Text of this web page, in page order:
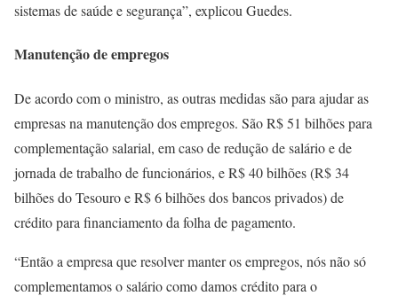
sistemas de saúde e segurança”, explicou Guedes.
Manutenção de empregos
De acordo com o ministro, as outras medidas são para ajudar as
empresas na manutenção dos empregos. São R$ 51 bilhões para
complementação salarial, em caso de redução de salário e de
jornada de trabalho de funcionários, e R$ 40 bilhões (R$ 34
bilhões do Tesouro e R$ 6 bilhões dos bancos privados) de
crédito para financiamento da folha de pagamento.
“Então a empresa que resolver manter os empregos, nós não só
complementamos o salário como damos crédito para o